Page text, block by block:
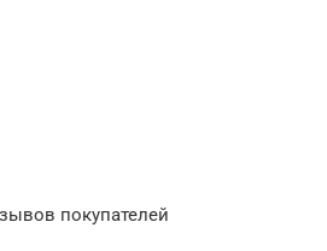
покупателей